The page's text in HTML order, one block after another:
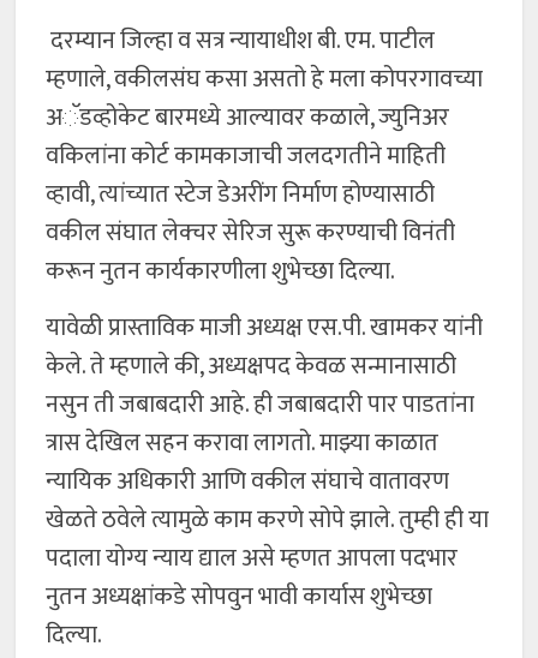
दरम्यान जिल्हा व सत्र न्यायाधीश बी. एम. पाटील
म्हणाले, वकीलसंघ कसा असतो हे मला कोपरगावच्या
अॅडव्होकेट बारमध्ये आल्यावर कळाले, ज्युनिअर
वकिलांना कोर्ट कामकाजाची जलदगतीने माहिती
व्हावी, त्यांच्यात स्टेज डेअरींग निर्माण होण्यासाठी
वकील संघात लेक्चर सेरिज सुरू करण्याची विनंती
करून नुतन कार्यकारणीला शुभेच्छा दिल्या.
यावेळी प्रास्ताविक माजी अध्यक्ष एस.पी. खामकर यांनी
केले. ते म्हणाले की, अध्यक्षपद केवळ सन्मानासाठी
नसुन ती जबाबदारी आहे. ही जबाबदारी पार पाडतांना
त्रास देखिल सहन करावा लागतो. माझ्या काळात
न्यायिक अधिकारी आणि वकील संघाचे वातावरण
खेळते ठवेले त्यामुळे काम करणे सोपे झाले. तुम्ही ही या
पदाला योग्य न्याय द्याल असे म्हणत आपला पदभार
नुतन अध्यक्षांकडे सोपवुन भावी कार्यास शुभेच्छा
दिल्या.